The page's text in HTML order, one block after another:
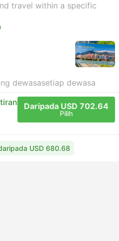
travel within a specific
dewasasetiap dewasa
Daripada USD 702.64
Pilih
USD 680.68